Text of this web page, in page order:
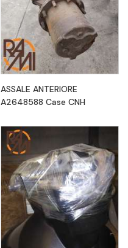
ASSALE ANTERIORE
A2648588 Case CNH